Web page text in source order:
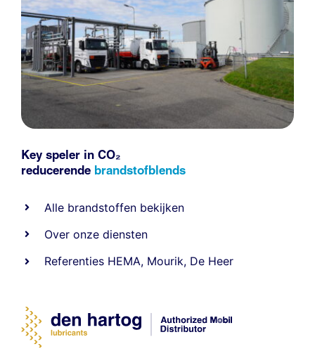
Key speler in CO₂
reducerende brandstofblends
Alle brandstoffen bekijken
Over onze diensten
Referenties HEMA, Mourik, De Heer